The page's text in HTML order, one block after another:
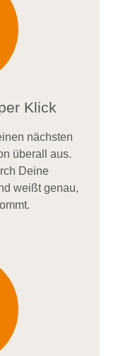
Klick
nächsten
überall aus.
Deine
weißtgenau,